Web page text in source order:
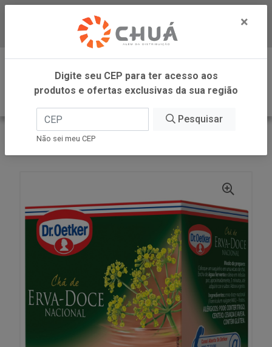
Baixe já nosso APP
0
INÍCIO
DR OETKER BRASIL
×
Digite seu CEP para ter acesso aos
produtos e ofertas exclusivas da sua região
Pesquisar
Não sei meu CEP